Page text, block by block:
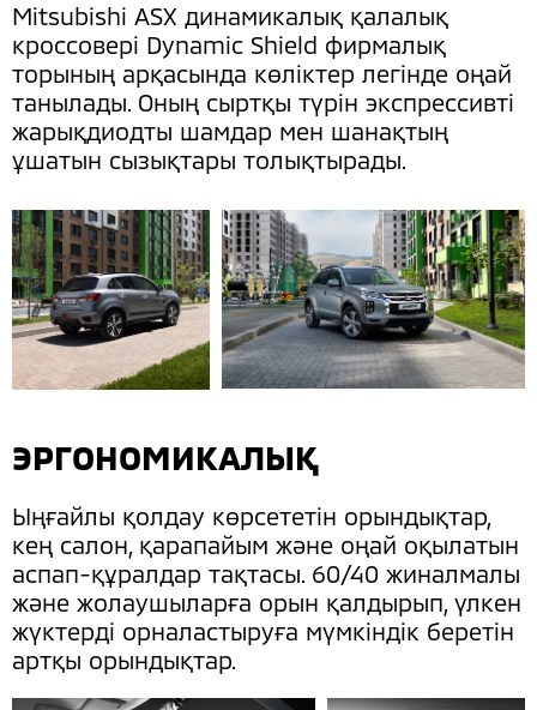
Mitsubishi ASX динамикалық қалалық
кроссовері Dynamic Shield фирмалық
торының арқасында көліктер легінде оңай
танылады. Оның сыртқы түрін экспрессивті
жарықдиодты шамдар мен шанақтың
ұшатын сызықтары толықтырады.
ЭРГОНОМИКАЛЫҚ
Ыңғайлы қолдау көрсететін орындықтар,
кең салон, қарапайым және оңай оқылатын
аспап-құралдар тақтасы. 60/40 жиналмалы
және жолаушыларға орын қалдырып, үлкен
жүктерді орналастыруға мүмкіндік беретін
артқы орындықтар.